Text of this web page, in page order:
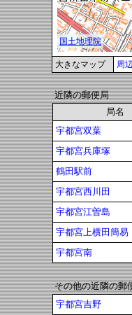
大きなマップ 周
近隣の郵便局
局名
宇都宮双葉
宇都宮兵庫塚
鶴田駅前
宇都宮西川田
宇都宮江曽島
宇都宮上横田簡易
宇都宮南
その他の近隣の郵
宇都宮吉野